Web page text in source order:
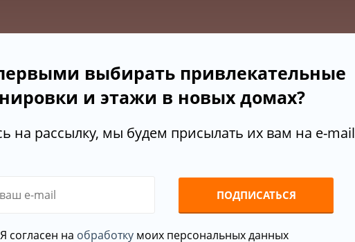
выбирать привлекательные
и этажи в новых домах?
на рассылку, мы будем присылать их вам на e-mail
ПОДПИСАТЬСЯ
Я согласен на обработкумоих персональных данных